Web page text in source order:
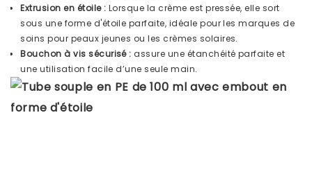
Extrusion en étoile : Lorsque la crème est pressée, elle sort
sous une forme d'étoile parfaite, idéale pour les marques de
soins pour peaux jeunes ou les crèmes solaires.
Bouchon à vis sécurisé : assure une étanchéité parfaite et
une utilisation facile d’une seule main.